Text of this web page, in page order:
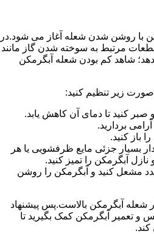
با روشن شدن شعله آغاز می شود.در
مرتبط به سوخته شدن گاز مانند
دهد؛ شاهد کم بودن شعله آبگرمکن
صورت زیر تنظیم کنید:
کنید تا دمای آن کاهش یابد.
بردارید.
باز کنید.
بسیار جزئی مایع ظرفشویی یا هر
آبگرمکن را تمیز کنید.
مشعل کنید و آبگرمکن را روشن
شعله آبگرمکن بالاست.پس پیشنهاد
تعمیر آبگرمکن کمک بگیرید تا